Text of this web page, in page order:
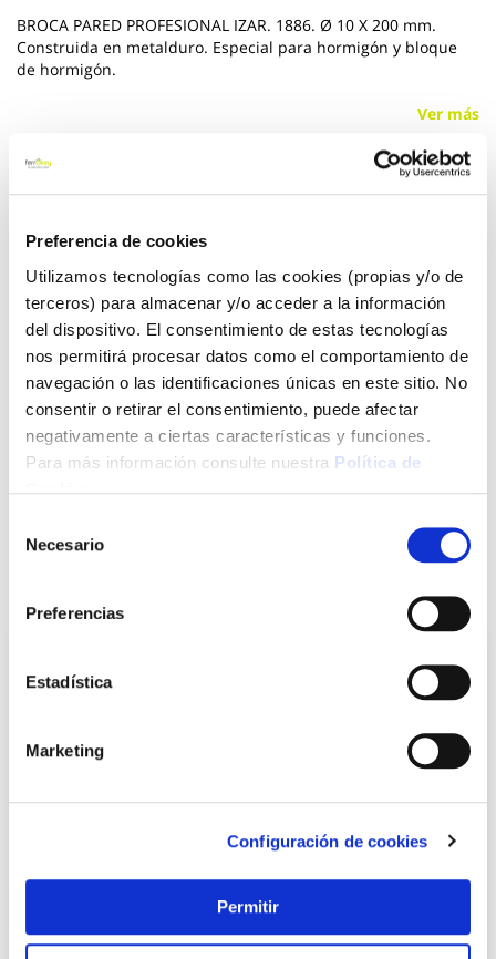
Preferencia de cookies
Utilizamos tecnologías como las cookies (propias y/o de
terceros) para almacenar y/o acceder a la información
del dispositivo. El consentimiento de estas tecnologías
nos permitirá procesar datos como el comportamiento de
navegación o las identificaciones únicas en este sitio. No
consentir o retirar el consentimiento, puede afectar
negativamente a ciertas características y funciones.
Para más información consulte nuestra Política de
Necesario
Preferencias
Estadística
Marketing
Configuración de cookies
Permitir
BROCA PARED PROFESIONAL IZAR. 1886. Ø 10 X 200 mm.
Construida en metalduro. Especial para hormigón y bloque
de hormigón.
Ver más
8,26 €
Click&Collect - Recogida gratis
en nuestras tiendas
Envío a domicilio:
5 días hábiles
+ INFO
Disco corte metal estac. 350x2,8x25,4 mm a46-bf tyrolit
Tyrolit